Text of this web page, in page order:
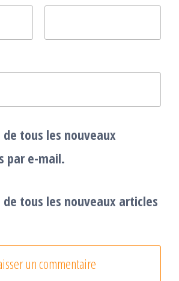
tous les nouveaux
par e-mail.
tous les nouveaux articles